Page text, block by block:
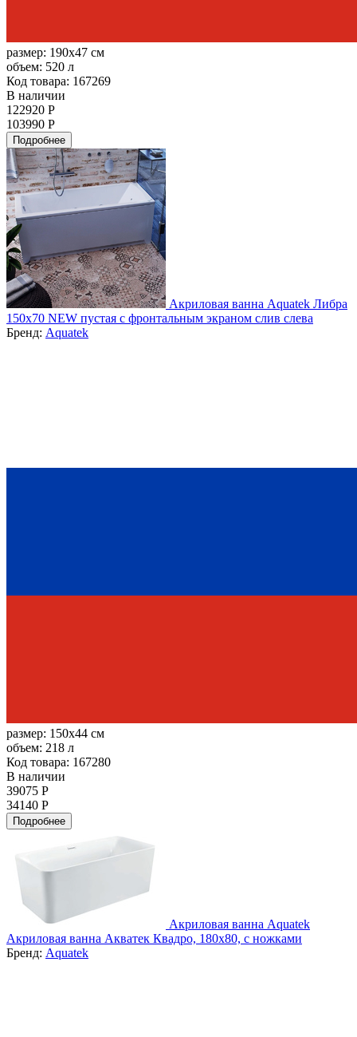
размер: 190x47 см
объем: 520 л
Код товара: 167269
В наличии
122920 Р
103990 Р
Подробнее
Акриловая ванна Aquatek Либра
150х70 NEW пустая с фронтальным экраном слив слева
Бренд: Aquatek
размер: 150x44 см
объем: 218 л
Код товара: 167280
В наличии
39075 Р
34140 Р
Подробнее
Акриловая ванна Aquatek
Акриловая ванна Акватек Квадро, 180x80, с ножками
Бренд: Aquatek